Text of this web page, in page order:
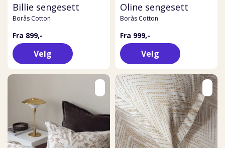
Billie sengesett
Borås Cotton
Fra 899,-
Velg
Oline sengesett
Borås Cotton
Fra 999,-
Velg